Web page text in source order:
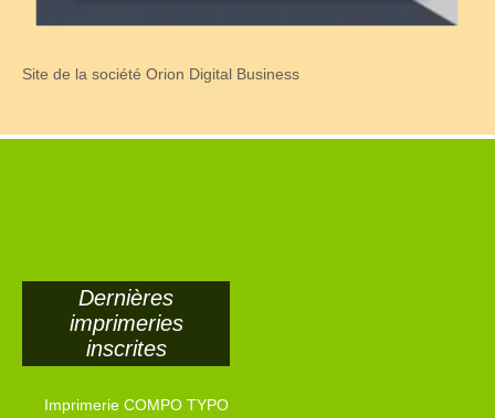
Site de la société Orion Digital Business
Dernières
imprimeries
inscrites
Imprimerie COMPO TYPO